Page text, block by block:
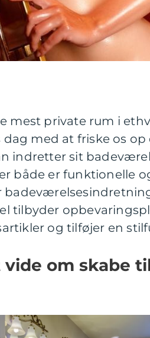
mest private rum i
dag med at friske os
indretter sit
både er funktionelle
tilbyder
og tilføjer en
om skabe